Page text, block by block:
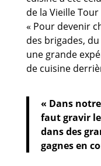
de la Vieille
« Pour devenir
des brigades,
une grande
de cuisine
« Dans
faut gravir
dans des
gagnes en